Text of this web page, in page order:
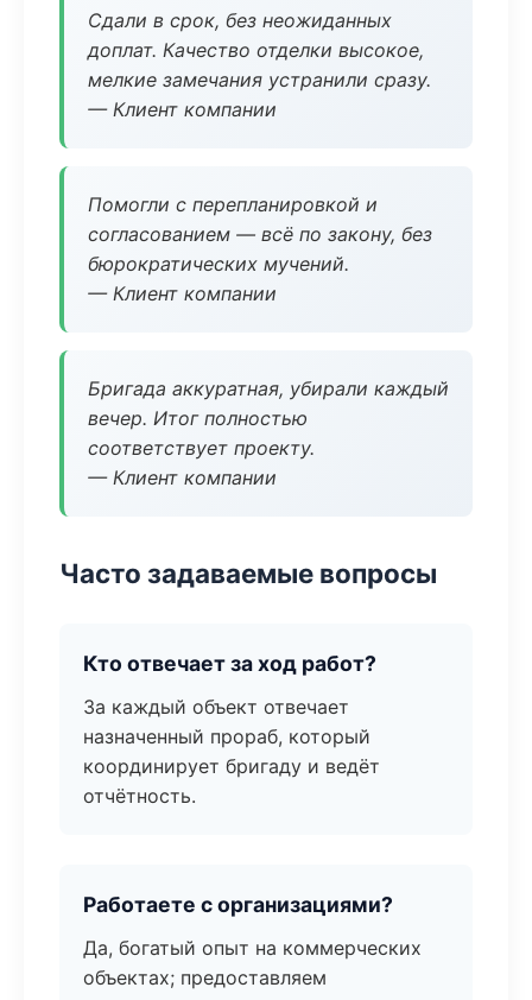
Сдали в срок, без неожиданных
доплат. Качество отделки высокое,
мелкие замечания устранили сразу.
— Клиент компании
Помогли с перепланировкой и
согласованием — всё по закону, без
бюрократических мучений.
— Клиент компании
Бригада аккуратная, убирали каждый
вечер. Итог полностью
соответствует проекту.
— Клиент компании
Часто задаваемые вопросы
Кто отвечает за ход работ?
За каждый объект отвечает
назначенный прораб, который
координирует бригаду и ведёт
отчётность.
Работаете с организациями?
Да, богатый опыт на коммерческих
объектах; предоставляем